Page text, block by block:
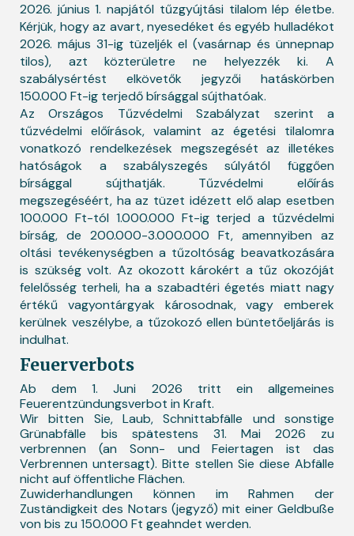
2026. június 1. napjától tűzgyújtási tilalom lép életbe.
Kérjük, hogy az avart, nyesedéket és egyéb hulladékot
2026. május 31-ig tüzeljék el (vasárnap és ünnepnap
tilos), azt közterületre ne helyezzék ki. A
szabálysértést elkövetők jegyzői hatáskörben
150.000 Ft-ig terjedő bírsággal sújthatóak.
Az Országos Tűzvédelmi Szabályzat szerint a
tűzvédelmi előírások, valamint az égetési tilalomra
vonatkozó rendelkezések megszegését az illetékes
hatóságok a szabályszegés súlyától függően
bírsággal sújthatják. Tűzvédelmi előírás
megszegéséért, ha az tüzet idézett elő alap esetben
100.000 Ft-tól 1.000.000 Ft-ig terjed a tűzvédelmi
bírság, de 200.000-3.000.000 Ft, amennyiben az
oltási tevékenységben a tűzoltóság beavatkozására
is szükség volt. Az okozott károkért a tűz okozóját
felelősség terheli, ha a szabadtéri égetés miatt nagy
értékű vagyontárgyak károsodnak, vagy emberek
kerülnek veszélybe, a tűzokozó ellen büntetőeljárás is
indulhat.
Feuerverbots
Ab dem 1. Juni 2026 tritt ein allgemeines
Feuerentzündungsverbot in Kraft.
Wir bitten Sie, Laub, Schnittabfälle und sonstige
Grünabfälle bis spätestens 31. Mai 2026 zu
verbrennen (an Sonn- und Feiertagen ist das
Verbrennen untersagt). Bitte stellen Sie diese Abfälle
nicht auf öffentliche Flächen.
Zuwiderhandlungen können im Rahmen der
Zuständigkeit des Notars (jegyző) mit einer Geldbuße
von bis zu 150.000 Ft geahndet werden.